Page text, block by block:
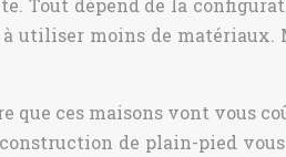
Tout dépend de la
utiliser moins de matériaux.
que ces maisons vont vous
de plain-pied